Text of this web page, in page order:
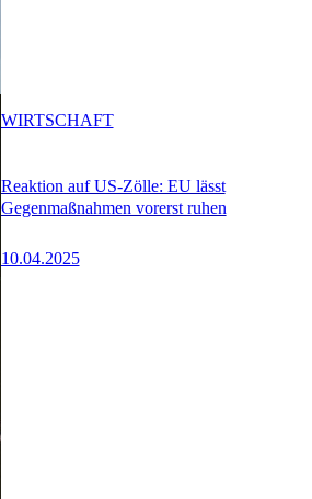
Reaktion auf US-Zölle: EU lässt
Gegenmaßnahmen vorerst ruhen
10.04.2025
WIRTSCHAFT